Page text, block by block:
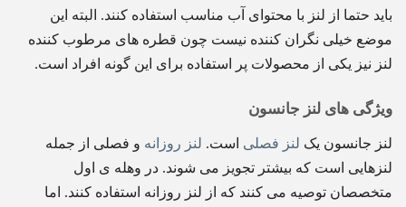
باید حتما از لنز با محتوای آب مناسب استفاده کنند. البته این
موضع خیلی نگران کننده نیست چون قطره های مرطوب کننده
لنز نیز یکی از محصولات پر استفاده برای این گونه افراد است.
ویژگی های لنز جانسون
لنز جانسون یک لنز فصلی است. لنز روزانه و فصلی از جمله
لنزهایی است که بیشتر تجویز می شوند. در وهله ی اول
متخصصان توصیه می کنند که از لنز روزانه استفاده کنند. اما